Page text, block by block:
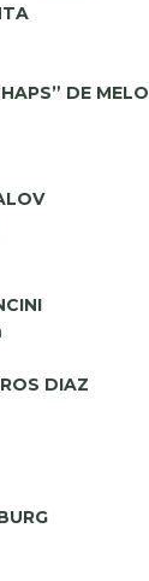
DE MELO
DIAZ